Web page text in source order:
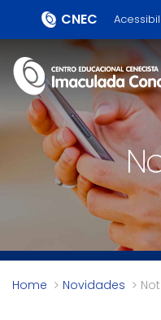
CNEC
Home Novidades